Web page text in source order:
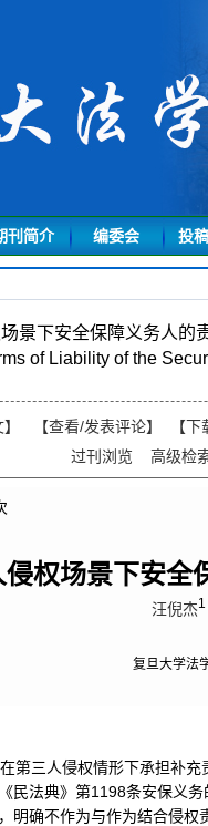
刊简介 编委会 投
景下安全保障义务人
of Liability of the
【查看/发表评论】 【下
过刊浏览 高级检
权场景下安全
汪倪杰1
复旦大学法
第三人侵权情形下承担补
民法典》第1198条安保义
明确不作为与作为结合侵